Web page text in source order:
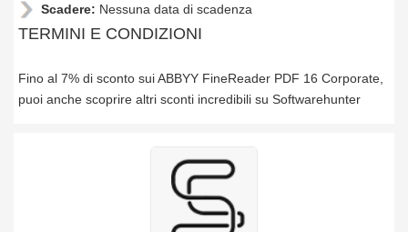
Scadere: Nessuna data di scadenza
TERMINI E CONDIZIONI
Fino al 7% di sconto sui ABBYY FineReader PDF 16 Corporate,
puoi anche scoprire altri sconti incredibili su Softwarehunter